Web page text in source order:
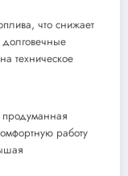
что снижает
долговечные
техническое
работу